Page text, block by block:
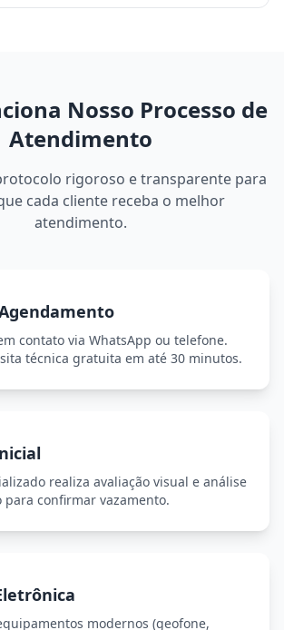
Nosso Processo de
Atendimento
rigoroso e transparente para
cada cliente receba o melhor
atendimento.
contato via WhatsApp ou telefone.
técnica gratuita em até 30 minutos.
realiza avaliação visual e análise
confirmar vazamento.
modernos (geofone,